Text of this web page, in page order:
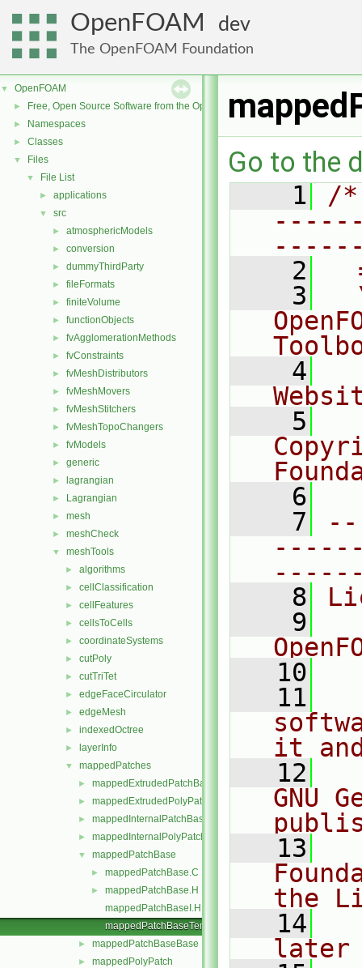
OpenFOAM dev
The OpenFOAM Foundation
▼ OpenFOAM
► Free, Open Source Software from the OpenFOAM Foundation
► Namespaces
► Classes
▼ Files
▼ File List
► applications
▼ src
► atmosphericModels
► conversion
► dummyThirdParty
► fileFormats
► finiteVolume
► functionObjects
► fvAgglomerationMethods
► fvConstraints
► fvMeshDistributors
► fvMeshMovers
► fvMeshStitchers
► fvMeshTopoChangers
► fvModels
► generic
► lagrangian
► Lagrangian
► mesh
► meshCheck
▼ meshTools
► algorithms
► cellClassification
► cellFeatures
► cellsToCells
► coordinateSystems
► cutPoly
► cutTriTet
► edgeFaceCirculator
► edgeMesh
► indexedOctree
► layerInfo
▼ mappedPatches
► mappedExtrudedPatchBase
► mappedExtrudedPolyPatch
► mappedInternalPatchBase
► mappedInternalPolyPatch
▼ mappedPatchBase
► mappedPatchBase.C
►
mappedPatchBase.H
mappedPatchBaseI.H
mappedPatchBaseTemplates.C
► mappedPatchBaseBase
► mappedPolyPatch
Go to the
    1
/
    2
    3
    4
    5
    6
    7
    8
    9
   10
   11
it
   12
GNU
   13
the
   14
later